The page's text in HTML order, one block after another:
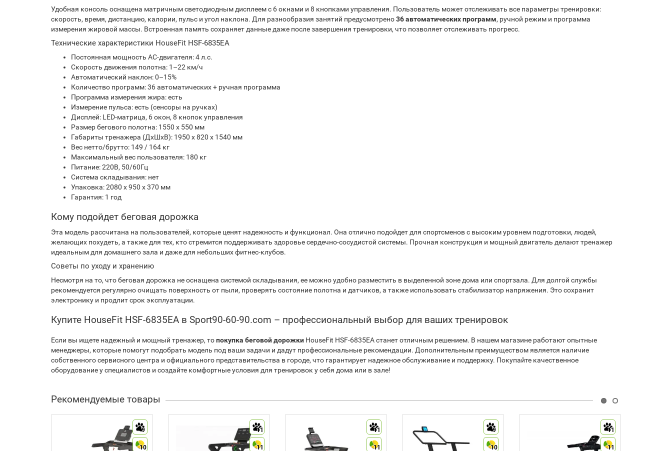
Удобная консоль оснащена матричным светодиодным дисплеем с 6 окнами и 8 кнопками управления. Пользователь может отслеживать все параметры тренировки:
скорость, время, дистанцию, калории, пульс и угол наклона. Для разнообразия занятий предусмотрено36 автоматических программ, ручной режим и программа
измерения жировой массы. Встроенная память сохраняет данные даже после завершения тренировки, что позволяет отслеживать прогресс.
Технические характеристики HouseFit HSF-6835EA
Постоянная мощность AC-двигателя: 4 л.с.
Скорость движения полотна: 1–22 км/ч
Автоматический наклон: 0–15%
Количество программ: 36 автоматических + ручная программа
Программа измерения жира: есть
Измерение пульса: есть (сенсоры на ручках)
Дисплей: LED-матрица, 6 окон, 8 кнопок управления
Размер бегового полотна: 1550 х 550 мм
Габариты тренажера (ДхШхВ): 1950 х 820 х 1540 мм
Вес нетто/брутто: 149 / 164 кг
Максимальный вес пользователя: 180 кг
Питание: 220В, 50/60Гц
Система складывания: нет
Упаковка: 2080 х 950 х 370 мм
Гарантия: 1 год
Кому подойдет беговая дорожка
Эта модель рассчитана на пользователей, которые ценят надежность и функционал. Она отлично подойдет для спортсменов с высоким уровнем подготовки, людей,
желающих похудеть, а также для тех, кто стремится поддерживать здоровье сердечно-сосудистой системы. Прочная конструкция и мощный двигатель делают тренажер
идеальным для домашнего зала и даже для небольших фитнес-клубов.
Советы по уходу и хранению
Несмотря на то, что беговая дорожка не оснащена системой складывания, ее можно удобно разместить в выделенной зоне дома или спортзала. Для долгой службы
рекомендуется регулярно очищать поверхность от пыли, проверять состояние полотна и датчиков, а также использовать стабилизатор напряжения. Это сохранит
электронику и продлит срок эксплуатации.
Купите HouseFit HSF-6835EA в Sport90-60-90.com – профессиональный выбор для ваших тренировок
Если вы ищете надежный и мощный тренажер, топокупка беговой дорожки HouseFit HSF-6835EA станет отличным решением. В нашем магазине работают опытные
менеджеры, которые помогут подобрать модель под ваши задачи и дадут профессиональные рекомендации. Дополнительным преимуществом является наличие
собственного сервисного центра и официального представительства в городе, что гарантирует надежное обслуживание и поддержку. Покупайте качественное
оборудование у специалистов и создайте комфортные условия для тренировок у себя дома или в зале!
Рекомендуемые товары
9
10
11
11
11
11
9
10
11
11